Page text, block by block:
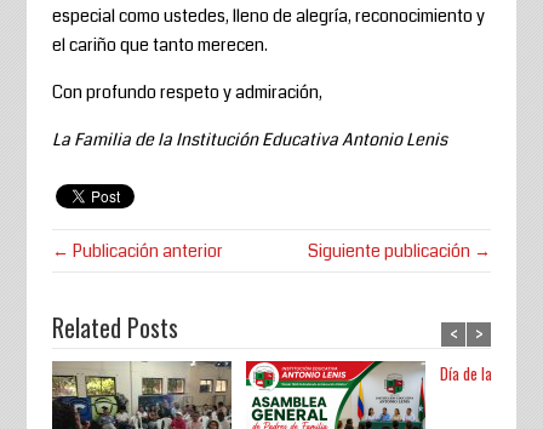
especial como ustedes, lleno de alegría, reconocimiento y
el cariño que tanto merecen.
Con profundo respeto y admiración,
La Familia de la Institución Educativa Antonio Lenis
← Publicación anterior Siguiente publicación →
Related Posts
Día de la Tierra.
< >